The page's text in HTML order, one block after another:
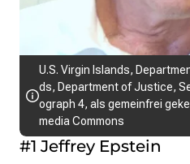
U.S. Virgin Islands,
ds, Department of Justice,
ograph 4, als gemeinfrei
media Commons
#1 Jeffrey Epstein